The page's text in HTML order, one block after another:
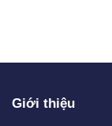
Giới thiệu